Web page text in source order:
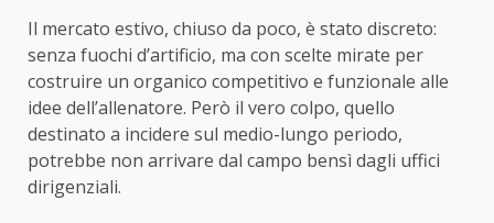
Il mercato estivo, chiuso da poco, è stato discreto:
senza fuochi d’artificio, ma con scelte mirate per
costruire un organico competitivo e funzionale alle
idee dell’allenatore. Però il vero colpo, quello
destinato a incidere sul medio-lungo periodo,
potrebbe non arrivare dal campo bensì dagli uffici
dirigenziali.